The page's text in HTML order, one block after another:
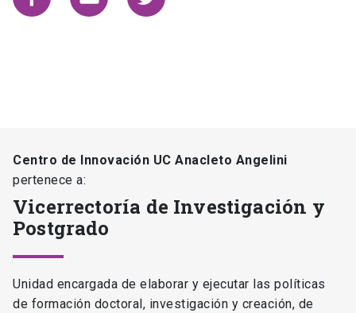
Centro de Innovación UC Anacleto Angelini
pertenece a:
Vicerrectoría de Investigación y
Postgrado
Unidad encargada de elaborar y ejecutar las políticas
de formación doctoral, investigación y creación, de